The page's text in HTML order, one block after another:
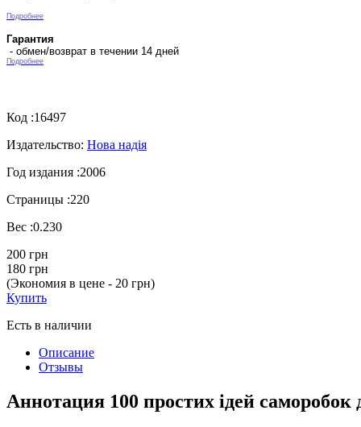
Подробнее
Гарантия
- обмен/возврат в течении 14 дней
Подробнее
Код :16497
Издательство: Нова надія
Год издания :2006
Страницы :220
Вес :0.230
200 грн
180 грн
(Экономия в цене - 20 грн)
Купить
Есть в наличии
Описание
Отзывы
Аннотация 100 простих ідей саморобок